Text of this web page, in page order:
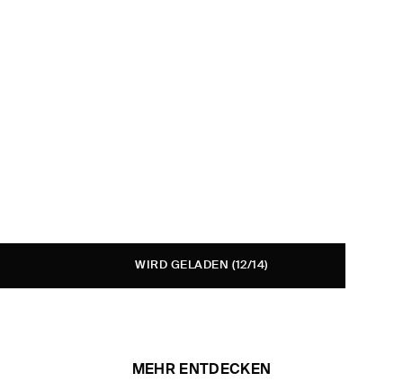
WIRD GELADEN (12/14)
MEHR ENTDECKEN